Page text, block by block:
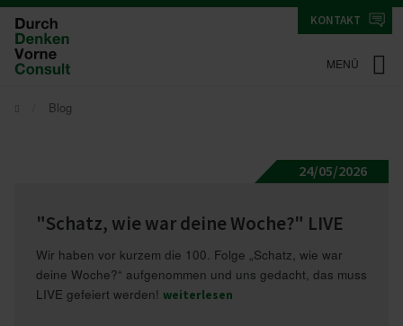
MENÜ
KONTAKT
Blog
24/05/2026
"Schatz, wie war deine Woche?" LIVE
Wir haben vor kurzem die 100. Folge „Schatz, wie war
deine Woche?“ aufgenommen und uns gedacht, das muss
LIVE gefeiert werden! weiterlesen